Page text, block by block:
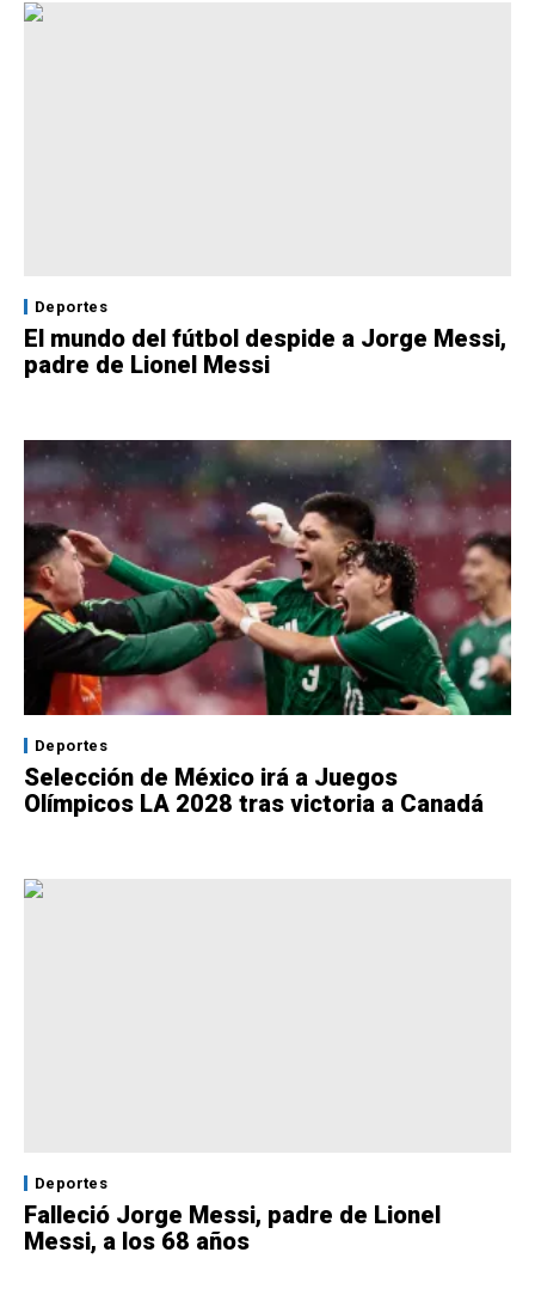
Deportes
El mundo del fútbol despide a Jorge Messi,
padre de Lionel Messi
Deportes
Selección de México irá a Juegos
Olímpicos LA 2028 tras victoria a Canadá
Deportes
Falleció Jorge Messi, padre de Lionel
Messi, a los 68 años